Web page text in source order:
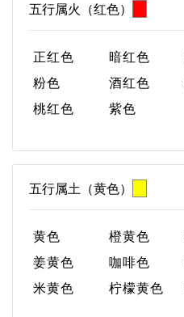
五行属火（红色）
正红色 暗红色
粉色
酒红色
桃红色
紫色
五行属土（黄色）
黄色 橙黄色
姜黄色
咖啡色
米黄色
柠檬黄色